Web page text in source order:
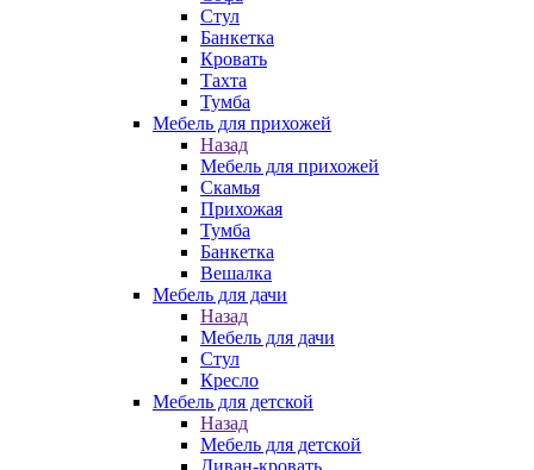
Стул
Банкетка
Кровать
Тахта
Тумба
Мебель для прихожей
Назад
Мебель для прихожей
Скамья
Прихожая
Тумба
Банкетка
Вешалка
Мебель для дачи
Назад
Мебель для дачи
Стул
Кресло
Мебель для детской
Назад
Мебель для детской
Диван-кровать